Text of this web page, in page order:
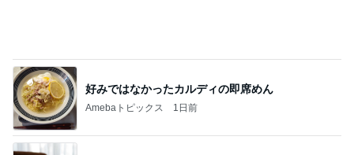
食べ放題の懸念と買い置きのパン
Amebaトピックス 1日前